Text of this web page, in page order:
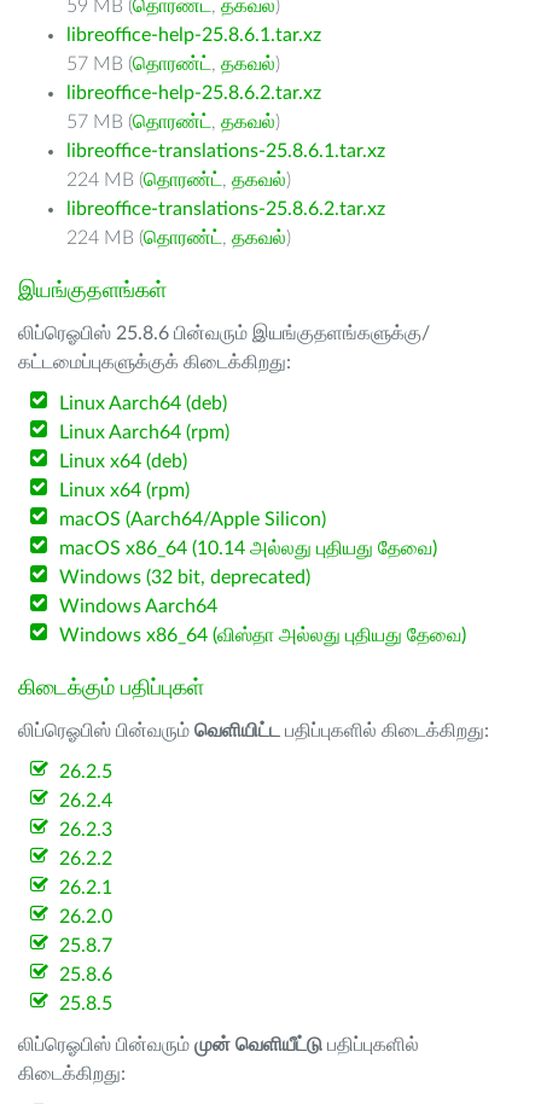
59 MB (தொரண்ட் , தகவல்)
libreoffice-help-25.8.6.1.tar.xz
57 MB (தொரண்ட் , தகவல்)
libreoffice-help-25.8.6.2.tar.xz
57 MB (தொரண்ட் , தகவல்)
libreoffice-translations-25.8.6.1.tar.xz
224 MB (தொரண்ட் , தகவல்)
libreoffice-translations-25.8.6.2.tar.xz
224 MB (தொரண்ட் , தகவல்)
இயங்குதளங்கள்
லிப்ரெஓபிஸ் 25.8.6 பின்வரும் இயங்குதளங்களுக்கு/
கட்டமைப்புகளுக்குக் கிடைக்கிறது:
Linux Aarch64 (deb)
Linux Aarch64 (rpm)
Linux x64 (deb)
Linux x64 (rpm)
macOS (Aarch64/Apple Silicon)
macOS x86_64 (10.14 அல்லது புதியது தேவை)
Windows (32 bit, deprecated)
Windows Aarch64
Windows x86_64 (விஸ்தா அல்லது புதியது தேவை)
கிடைக்கும் பதிப்புகள்
லிப்ரெஓபிஸ் பின்வரும் வெளியிட்ட பதிப்புகளில் கிடைக்கிறது:
26.2.5
26.2.4
26.2.3
26.2.2
26.2.1
26.2.0
25.8.7
25.8.6
25.8.5
லிப்ரெஓபிஸ் பின்வரும் முன் வெளியீட்டு பதிப்புகளில்
கிடைக்கிறது: